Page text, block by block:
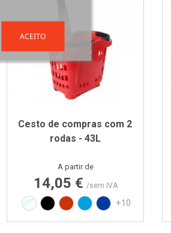
Cesto de compras com 2
rodas - 43L
Preço
A partir de
14,05 € /sem IVA
Translúcido
Preto Vermelho RAL3020
Azul PAN 299C
Azul PAN 293C
+10
ACEITO